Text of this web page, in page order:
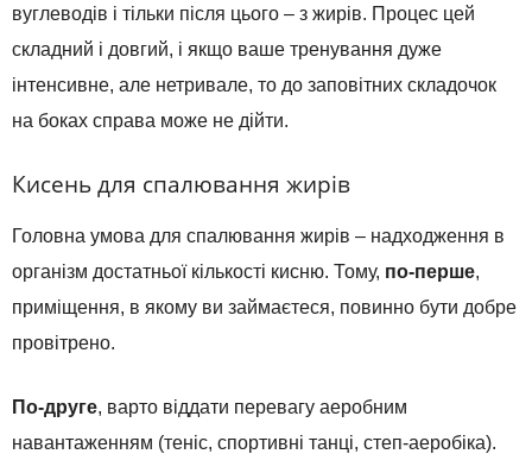
вуглеводів і тільки після цього – з жирів. Процес цей
складний і довгий, і якщо ваше тренування дуже
інтенсивне, але нетривале, то до заповітних складочок
на боках справа може не дійти.
Кисень для спалювання жирів
Головна умова для спалювання жирів – надходження в
організм достатньої кількості кисню. Тому, по-перше,
приміщення, в якому ви займаєтеся, повинно бути добре
провітрено.
По-друге, варто віддати перевагу аеробним
навантаженням (теніс, спортивні танці, степ-аеробіка).